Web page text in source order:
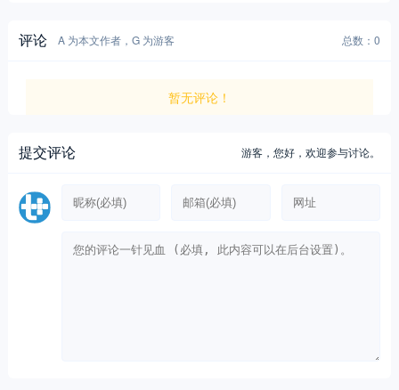
评论 A 为本文作者，G 为游客 总数：0
暂无评论！
提交评论 游客，您好，欢迎参与讨论。